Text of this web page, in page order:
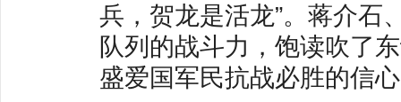
兵，贺龙是活龙”。蒋介石
队列的战斗力，饱读吹了
盛爱国军民抗战必胜的信